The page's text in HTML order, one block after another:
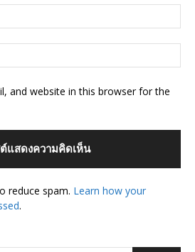
and website in this browser for the
reduce spam. Learn how your
.